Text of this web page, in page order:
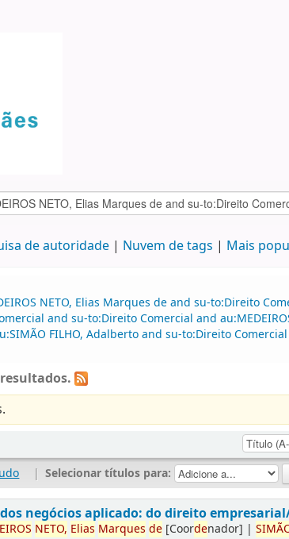
de autoridade Nuvem de tags Mais
NETO, Elias Marques de and su-to:Direito
and su-to:Direito Comercial and
FILHO, Adalberto and su-to:Direito
| Selecionar títulos para:
negócios aplicado: do direito
IROS NETO, Elias Marques de [Coordenador] |